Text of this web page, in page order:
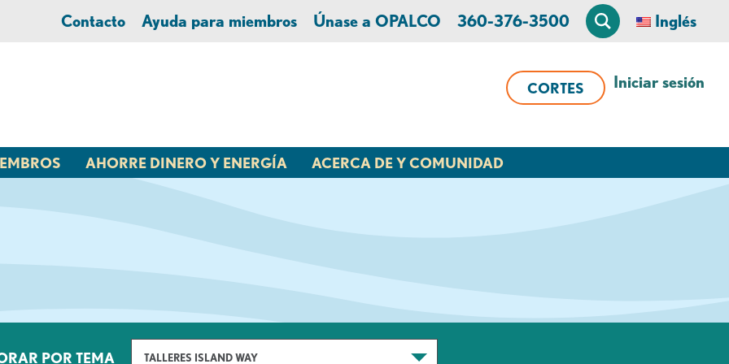
Contacto Ayuda para miembros Únase a OPALCO 360-376-3500 Inglés
CORTES Iniciar sesión
AHORRE DINERO Y ENERGÍA ACERCA DE Y COMUNIDAD
POR TEMA TALLERES ISLAND WAY